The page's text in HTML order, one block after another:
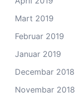
Mart 2019
Februar 2019
Januar 2019
Decembar 2018
Novembar 2018